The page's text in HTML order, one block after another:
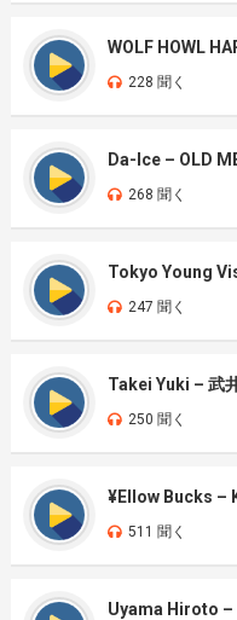
WOLF HOWL
228 聞く
Da-Ice – OLD
268 聞く
Tokyo Young
247 聞く
Takei Yuki – 武
250 聞く
¥Ellow Bucks –
511 聞く
Uyama Hiroto –